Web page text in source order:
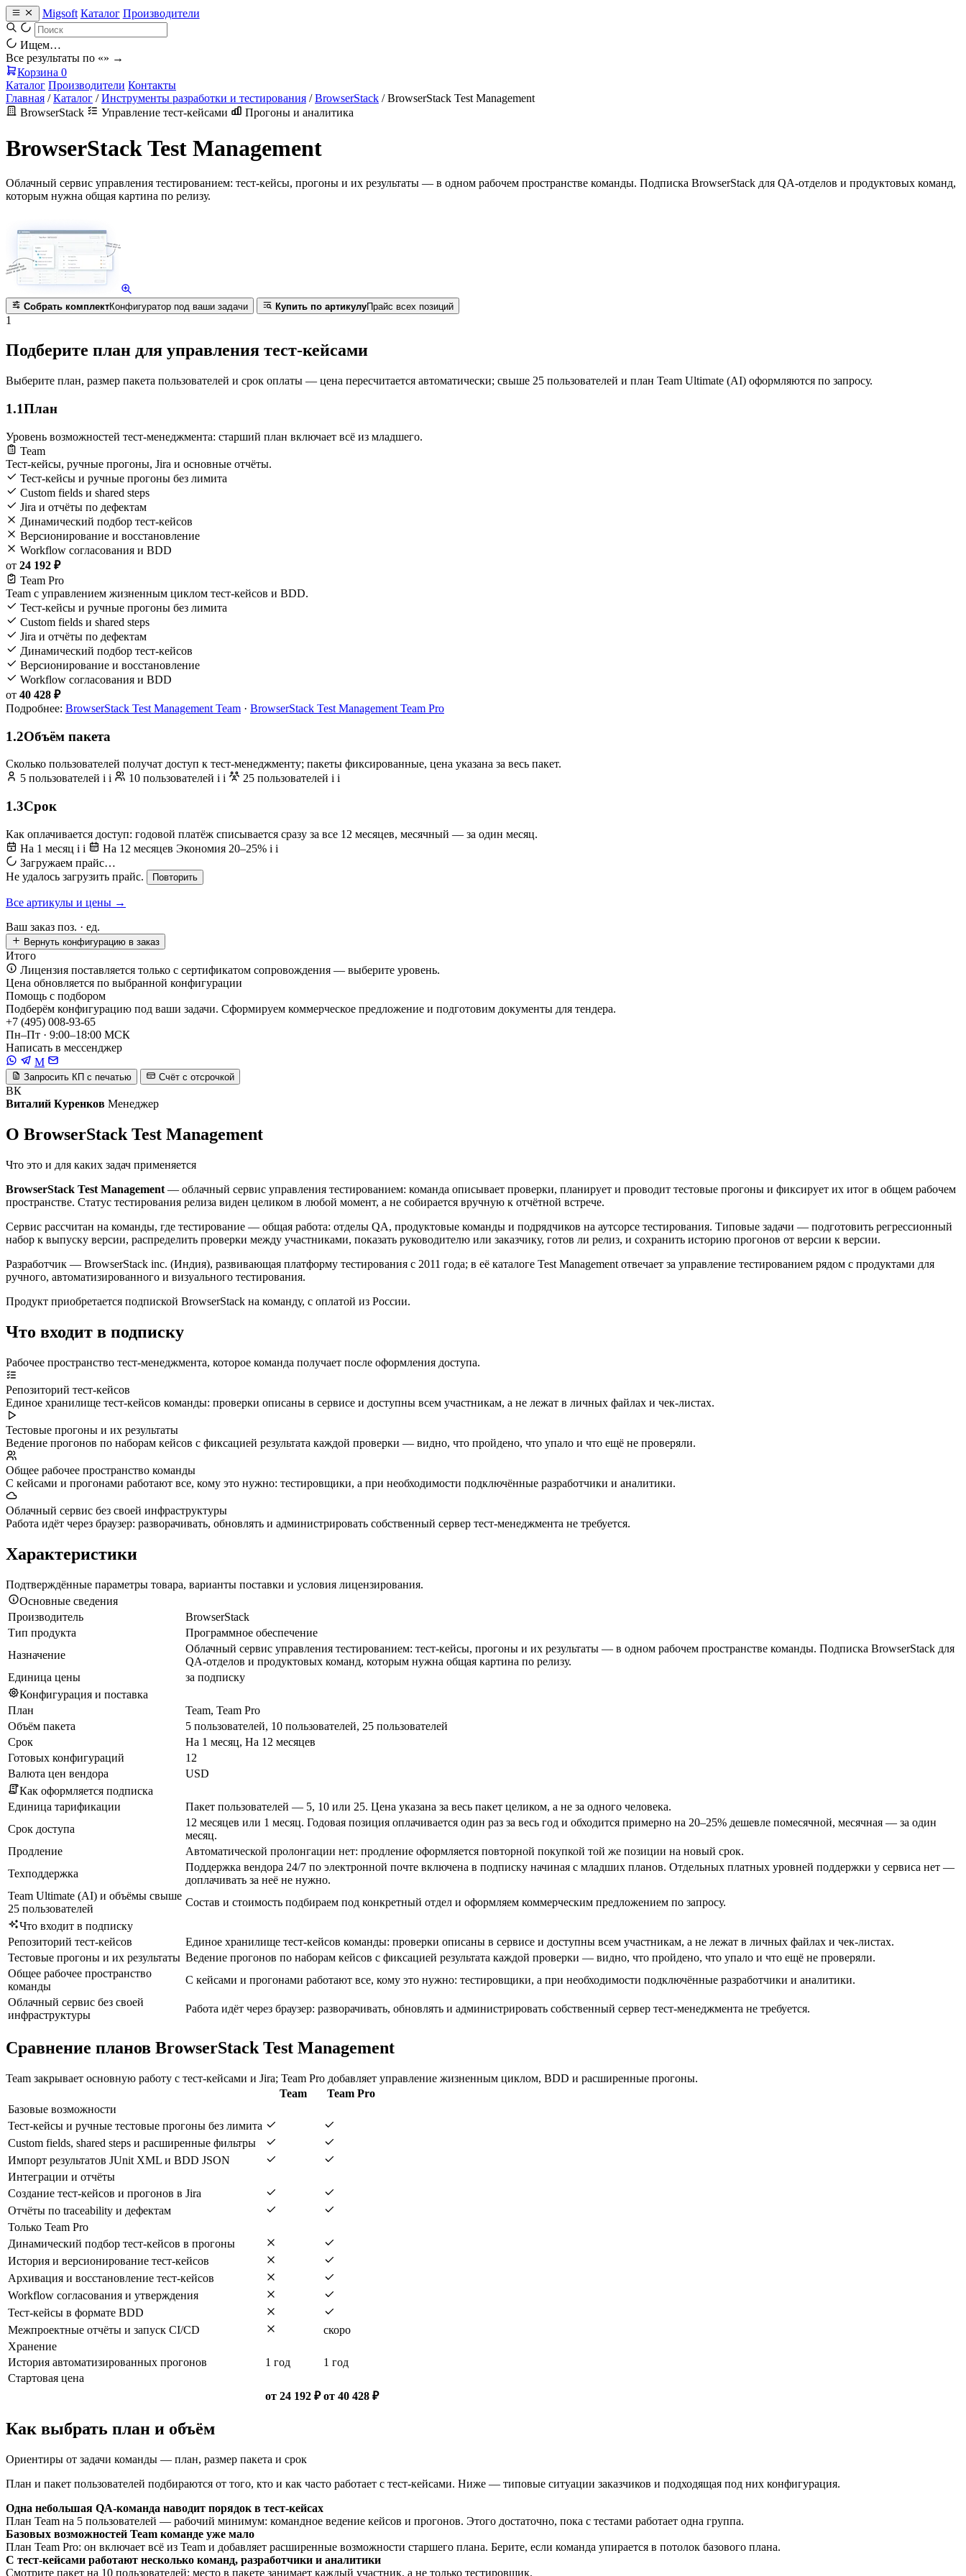
Migsoft Каталог Производители
Ищем…
Все результаты по «» →
Корзина 0
Каталог Производители Контакты
Главная / Каталог / Инструменты разработки и тестирования / BrowserStack / BrowserStack Test Management
BrowserStack
Управление тест-кейсами Прогоны и аналитика
BrowserStack Test Management
Облачный сервис управления тестированием: тест-кейсы, прогоны и их результаты — в одном рабочем пространстве команды. Подписка BrowserStack для QA-отделов и продуктовых команд,
которым нужна общая картина по релизу.
Собрать комплектКонфигуратор под ваши задачи Купить по артикулуПрайс всех позиций
1
Подберите план для управления тест-кейсами
Выберите план, размер пакета пользователей и срок оплаты — цена пересчитается автоматически; свыше 25 пользователей и план Team Ultimate (AI) оформляются по запросу.
1.1План
Уровень возможностей тест-менеджмента: старший план включает всё из младшего.
Team
Тест-кейсы, ручные прогоны, Jira и основные отчёты.
Тест-кейсы и ручные прогоны без лимита
Custom fields и shared steps
Jira и отчёты по дефектам
Динамический подбор тест-кейсов
Версионирование и восстановление
Workflow согласования и BDD
от 24 192 ₽
Team Pro
Team с управлением жизненным циклом тест-кейсов и BDD.
Тест-кейсы и ручные прогоны без лимита
Custom fields и shared steps
Jira и отчёты по дефектам
Динамический подбор тест-кейсов
Версионирование и восстановление
Workflow согласования и BDD
от 40 428 ₽
Подробнее: BrowserStack Test Management Team · BrowserStack Test Management Team Pro
1.2Объём пакета
Сколько пользователей получат доступ к тест-менеджменту; пакеты фиксированные, цена указана за весь пакет.
5 пользователей i i 10 пользователей i i 25 пользователей i i
1.3Срок
Как оплачивается доступ: годовой платёж списывается сразу за все 12 месяцев, месячный — за один месяц.
На 1 месяц i i На 12 месяцев Экономия 20–25% i i
Загружаем прайс…
Не удалось загрузить прайс.
Повторить
Все артикулы и цены →
Ваш заказ поз. · ед.
Вернуть конфигурацию в заказ
Итого
Лицензия поставляется только с сертификатом сопровождения — выберите уровень.
Цена обновляется по выбранной конфигурации
Помощь с подбором
Подберём конфигурацию под ваши задачи. Сформируем коммерческое предложение и подготовим документы для тендера.
+7 (495) 008-93-65
Пн–Пт · 9:00–18:00 МСК
Написать в мессенджер
M
Запросить КП с печатью Счёт с отсрочкой
ВК
Виталий Куренков Менеджер
О BrowserStack Test Management
Что это и для каких задач применяется
BrowserStack Test Management — облачный сервис управления тестированием: команда описывает проверки, планирует и проводит тестовые прогоны и фиксирует их итог в общем рабочем
пространстве. Статус тестирования релиза виден целиком в любой момент, а не собирается вручную к отчётной встрече.
Сервис рассчитан на команды, где тестирование — общая работа: отделы QA, продуктовые команды и подрядчиков на аутсорсе тестирования. Типовые задачи — подготовить регрессионный
набор к выпуску версии, распределить проверки между участниками, показать руководителю или заказчику, готов ли релиз, и сохранить историю прогонов от версии к версии.
Разработчик — BrowserStack inc. (Индия), развивающая платформу тестирования с 2011 года; в её каталоге Test Management отвечает за управление тестированием рядом с продуктами для
ручного, автоматизированного и визуального тестирования.
Продукт приобретается подпиской BrowserStack на команду, с оплатой из России.
Что входит в подписку
Рабочее пространство тест-менеджмента, которое команда получает после оформления доступа.
Репозиторий тест-кейсов
Единое хранилище тест-кейсов команды: проверки описаны в сервисе и доступны всем участникам, а не лежат в личных файлах и чек-листах.
Тестовые прогоны и их результаты
Ведение прогонов по наборам кейсов с фиксацией результата каждой проверки — видно, что пройдено, что упало и что ещё не проверяли.
Общее рабочее пространство команды
С кейсами и прогонами работают все, кому это нужно: тестировщики, а при необходимости подключённые разработчики и аналитики.
Облачный сервис без своей инфраструктуры
Работа идёт через браузер: разворачивать, обновлять и администрировать собственный сервер тест-менеджмента не требуется.
Характеристики
Подтверждённые параметры товара, варианты поставки и условия лицензирования.
Основные сведения
Производитель
BrowserStack
Тип продукта
Программное обеспечение
Назначение
Облачный сервис управления тестированием: тест-кейсы, прогоны и их результаты — в одном рабочем пространстве команды. Подписка BrowserStack для
QA-отделов и продуктовых команд, которым нужна общая картина по релизу.
Единица цены
за подписку
Конфигурация и поставка
План
Team, Team Pro
Объём пакета
5 пользователей, 10 пользователей, 25 пользователей
Срок
На 1 месяц, На 12 месяцев
Готовых конфигураций
12
Валюта цен вендора
USD
Как оформляется подписка
Единица тарификации
Пакет пользователей — 5, 10 или 25. Цена указана за весь пакет целиком, а не за одного человека.
Срок доступа
12 месяцев или 1 месяц. Годовая позиция оплачивается один раз за весь год и обходится примерно на 20–25% дешевле помесячной, месячная — за один
месяц.
Продление
Автоматической пролонгации нет: продление оформляется повторной покупкой той же позиции на новый срок.
Техподдержка
Поддержка вендора 24/7 по электронной почте включена в подписку начиная с младших планов. Отдельных платных уровней поддержки у сервиса нет —
доплачивать за неё не нужно.
Team Ultimate (AI) и объёмы свыше
25 пользователей
Состав и стоимость подбираем под конкретный отдел и оформляем коммерческим предложением по запросу.
Что входит в подписку
Репозиторий тест-кейсов
Единое хранилище тест-кейсов команды: проверки описаны в сервисе и доступны всем участникам, а не лежат в личных файлах и чек-листах.
Тестовые прогоны и их результаты Ведение прогонов по наборам кейсов с фиксацией результата каждой проверки — видно, что пройдено, что упало и что ещё не проверяли.
Общее рабочее пространство
команды
С кейсами и прогонами работают все, кому это нужно: тестировщики, а при необходимости подключённые разработчики и аналитики.
Облачный сервис без своей
инфраструктуры
Работа идёт через браузер: разворачивать, обновлять и администрировать собственный сервер тест-менеджмента не требуется.
Сравнение планов BrowserStack Test Management
Team закрывает основную работу с тест-кейсами и Jira; Team Pro добавляет управление жизненным циклом, BDD и расширенные прогоны.
Team
Team Pro
Базовые возможности
Тест-кейсы и ручные тестовые прогоны без лимита
Custom fields, shared steps и расширенные фильтры
Импорт результатов JUnit XML и BDD JSON
Интеграции и отчёты
Создание тест-кейсов и прогонов в Jira
Отчёты по traceability и дефектам
Только Team Pro
Динамический подбор тест-кейсов в прогоны
История и версионирование тест-кейсов
Архивация и восстановление тест-кейсов
Workflow согласования и утверждения
Тест-кейсы в формате BDD
Межпроектные отчёты и запуск CI/CD
скоро
Хранение
История автоматизированных прогонов
1 год
1 год
Стартовая цена
от 24 192 ₽ от 40 428 ₽
Как выбрать план и объём
Ориентиры от задачи команды — план, размер пакета и срок
План и пакет пользователей подбираются от того, кто и как часто работает с тест-кейсами. Ниже — типовые ситуации заказчиков и подходящая под них конфигурация.
Одна небольшая QA-команда наводит порядок в тест-кейсах
План Team на 5 пользователей — рабочий минимум: командное ведение кейсов и прогонов. Этого достаточно, пока с тестами работает одна группа.
Базовых возможностей Team команде уже мало
План Team Pro: он включает всё из Team и добавляет расширенные возможности старшего плана. Берите, если команда упирается в потолок базового плана.
С тест-кейсами работают несколько команд, разработчики и аналитики
Смотрите пакет на 10 пользователей: место в пакете занимает каждый участник, а не только тестировщик.